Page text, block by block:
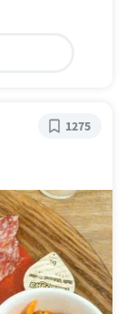
1275